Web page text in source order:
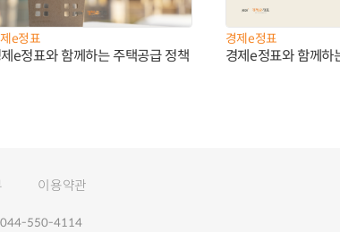
e정표
e정표와 함께하는 주택공급 정책
경제e정표
경제e정표와 함께하
이용약관
044-550-4114